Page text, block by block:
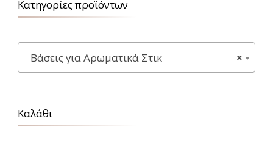
Κατηγορίες προϊόντων
×
Βάσεις για Αρωματικά Στικ
Καλάθι